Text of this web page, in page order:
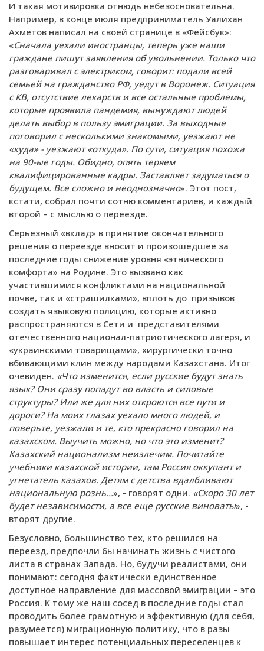
И такая мотивировка отнюдь небезосновательна.
Например, в конце июля предприниматель Уалихан
Ахметов написал на своей странице в «Фейсбук»:
«Сначала уехали иностранцы, теперь уже наши
граждане пишут заявления об увольнении. Только что
разговаривал с электриком, говорит: подали всей
семьей на гражданство РФ, уедут в Воронеж. Ситуация
с КВ, отсутствие лекарств и все остальные проблемы,
которые проявила пандемия, вынуждают людей
делать выбор в пользу эмиграции. За выходные
поговорил с несколькими знакомыми, уезжают не
«куда» - уезжают «откуда». По сути, ситуация похожа
на 90-ые годы. Обидно, опять теряем
квалифицированные кадры. Заставляет задуматься о
будущем. Все сложно и неоднозначно». Этот пост,
кстати, собрал почти сотню комментариев, и каждый
второй – с мыслью о переезде.
Серьезный «вклад» в принятие окончательного
решения о переезде вносит и произошедшее за
последние годы снижение уровня «этнического
комфорта» на Родине. Это вызвано как
участившимися конфликтами на национальной
почве, так и «страшилками», вплоть до призывов
создать языковую полицию, которые активно
распространяются в Сети и представителями
отечественного национал-патриотического лагеря, и
«украинскими товарищами», хирургически точно
вбивающими клин между народами Казахстана. Итог
очевиден. «Что изменится, если русские будут знать
язык? Они сразу попадут во власть и силовые
структуры? Или же для них откроются все пути и
дороги? На моих глазах уехало много людей, и
поверьте, уезжали и те, кто прекрасно говорил на
казахском. Выучить можно, но что это изменит?
Казахский национализм неизлечим. Почитайте
учебники казахской истории, там Россия оккупант и
угнетатель казахов. Детям с детства вдалбливают
национальную рознь…», - говорят одни. «Скоро 30 лет
будет независимости, а все еще русские виноваты», -
вторят другие.
Безусловно, большинство тех, кто решился на
переезд, предпочли бы начинать жизнь с чистого
листа в странах Запада. Но, будучи реалистами, они
понимают: сегодня фактически единственное
доступное направление для массовой эмиграции – это
Россия. К тому же наш сосед в последние годы стал
проводить более грамотную и эффективную (для себя,
разумеется) миграционную политику, что в разы
повышает интерес потенциальных переселенцев к